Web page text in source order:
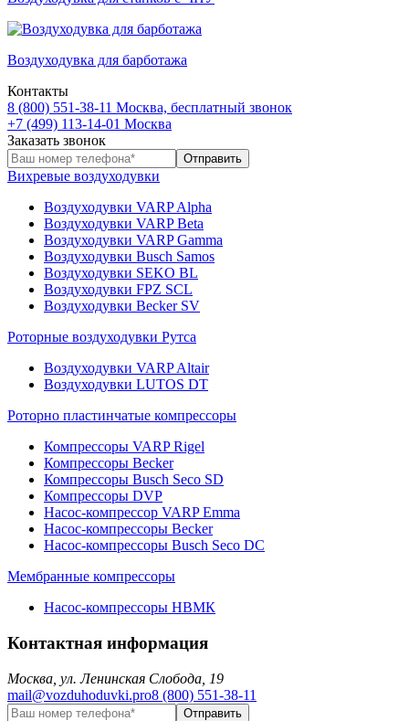
Воздуходувка для барботажа
Контакты
8 (800) 551-38-11 Москва, бесплатный звонок
+7 (499) 113-14-01 Москва
Заказать звонок
Вихревые воздуходувки
Воздуходувки VARP Alpha
Воздуходувки VARP Beta
Воздуходувки VARP Gamma
Воздуходувки Busch Samos
Воздуходувки SEKO BL
Воздуходувки FPZ SCL
Воздуходувки Becker SV
Роторные воздуходувки Рутса
Воздуходувки VARP Altair
Воздуходувки LUTOS DT
Роторно пластинчатые компрессоры
Компрессоры VARP Rigel
Компрессоры Becker
Компрессоры Busch Seco SD
Компрессоры DVP
Насос-компрессор VARP Emma
Насос-компрессоры Becker
Насос-компрессоры Busch Seco DC
Мембранные компрессоры
Насос-компрессоры НВМК
Контактная информация
Москва, ул. Ленинская Слобода, 19
mail@vozduhoduvki.pro8 (800) 551-38-11